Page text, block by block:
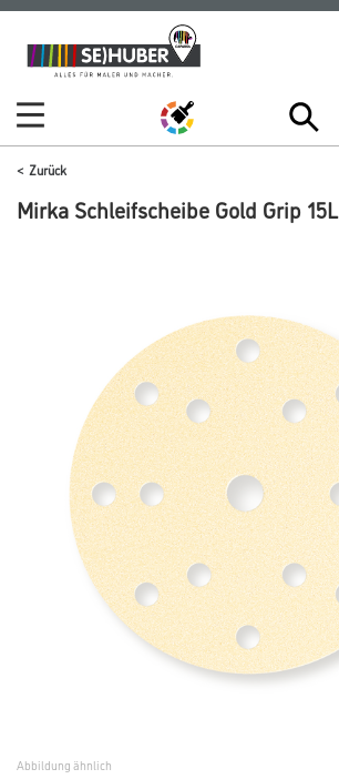
Zum
Inhalt
Zum
Navigationsmenü
Zurück
Mirka Schleifscheibe Gold Grip 15L
Abbildung ähnlich